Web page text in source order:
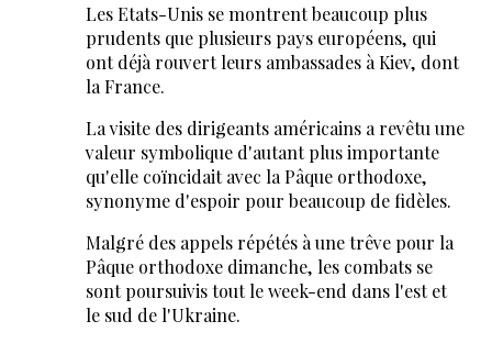
Les Etats-Unis se montrent beaucoup plus
prudents que plusieurs pays européens, qui
ont déjà rouvert leurs ambassades à Kiev, dont
la France.
La visite des dirigeants américains a revêtu une
valeur symbolique d'autant plus importante
qu'elle coïncidait avec la Pâque orthodoxe,
synonyme d'espoir pour beaucoup de fidèles.
Malgré des appels répétés à une trêve pour la
Pâque orthodoxe dimanche, les combats se
sont poursuivis tout le week-end dans l'est et
le sud de l'Ukraine.